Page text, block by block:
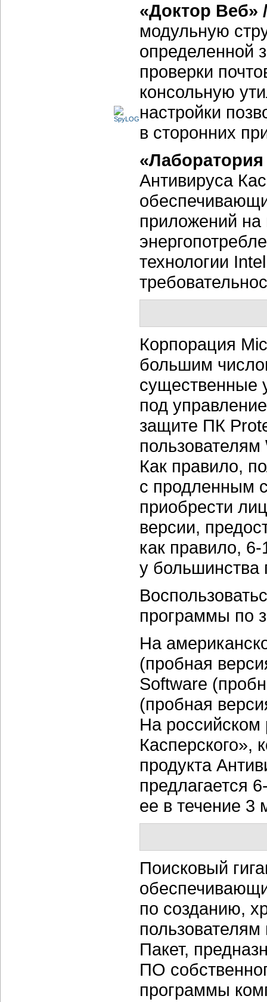
«Доктор Веб»
модульную
определенной
проверки
консольную
настройки
в сторонних
«Лаборатория
Антивируса
приложений на
технологии
Корпорация
большим
существенные
под
защите ПК
Как правило,
с продленным
приобрести
версии,
как правило, 6-
у большинства
программы по
На
(пробная
Software
(пробная
На российском
Касперского»,
продукта
предлагается
ее в течение 3
Поисковый
по созданию,
Пакет,
ПО
программы